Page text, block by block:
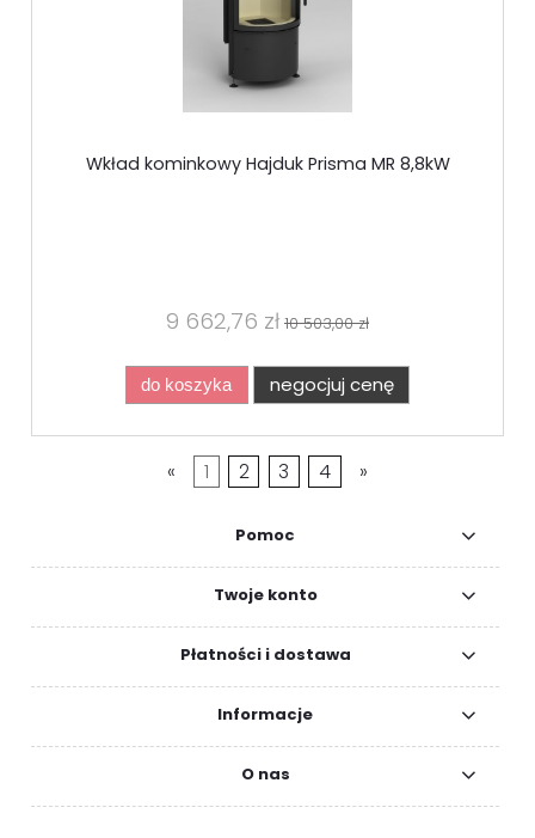
Wkład kominkowy Hajduk Prisma MR 8,8kW
9 662,76 zł 10 503,00 zł
do koszyka negocjuj cenę
« 1 2 3 4 »
Pomoc
Twoje konto
Płatności i dostawa
Informacje
O nas